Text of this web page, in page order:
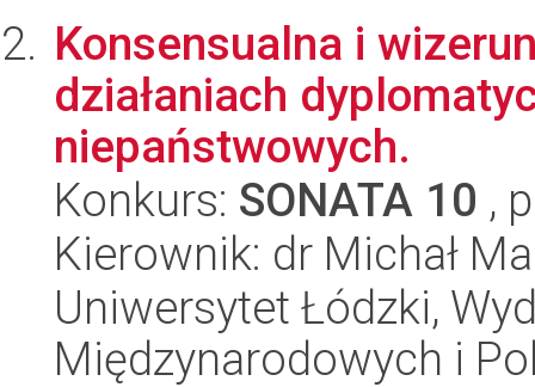
Konsensualna i
działaniach
niepaństwowych.
Konkurs: SONATA 10 ,
Kierownik: dr Michał
Uniwersytet Łódzki,
Międzynarodowych i